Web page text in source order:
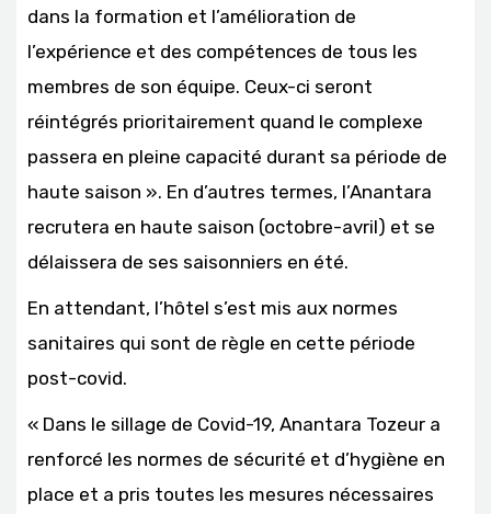
dans la formation et l’amélioration de
l’expérience et des compétences de tous les
membres de son équipe. Ceux-ci seront
réintégrés prioritairement quand le complexe
passera en pleine capacité durant sa période de
haute saison ». En d’autres termes, l’Anantara
recrutera en haute saison (octobre-avril) et se
délaissera de ses saisonniers en été.
En attendant, l’hôtel s’est mis aux normes
sanitaires qui sont de règle en cette période
post-covid.
« Dans le sillage de Covid-19, Anantara Tozeur a
renforcé les normes de sécurité et d’hygiène en
place et a pris toutes les mesures nécessaires